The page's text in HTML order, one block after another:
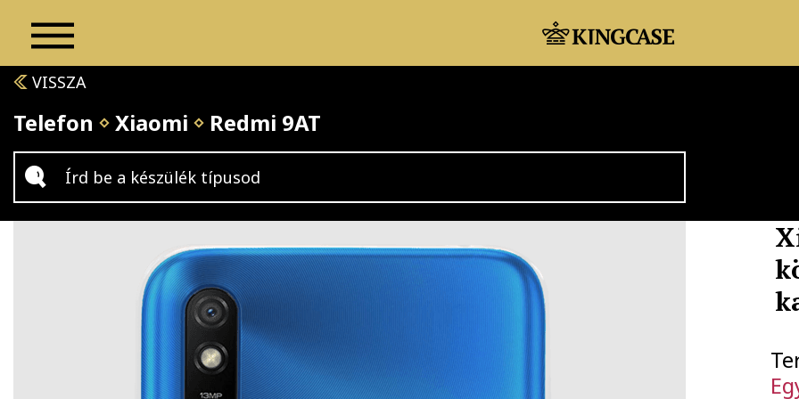
VISSZA
Telefon Xiaomi Redmi 9AT